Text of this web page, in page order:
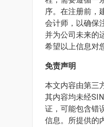
序。在注册前，
会计师，以确保
并为公司未来的
希望以上信息对
免责声明
本文内容由第三
其内容均未经
证，可能包含错
信息。所提供的